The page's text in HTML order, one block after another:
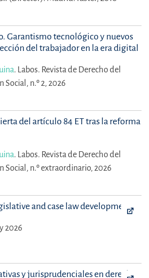
Garantismo tecnológico y nuevos
del trabajador en la era digital
. Labos. Revista de Derecho del
Social, n.º 2, 2026
del artículo 84 ET tras la reforma
. Labos. Revista de Derecho del
Social, n.º extraordinario, 2026
and case law developments
2026
y jurisprudenciales en derecho